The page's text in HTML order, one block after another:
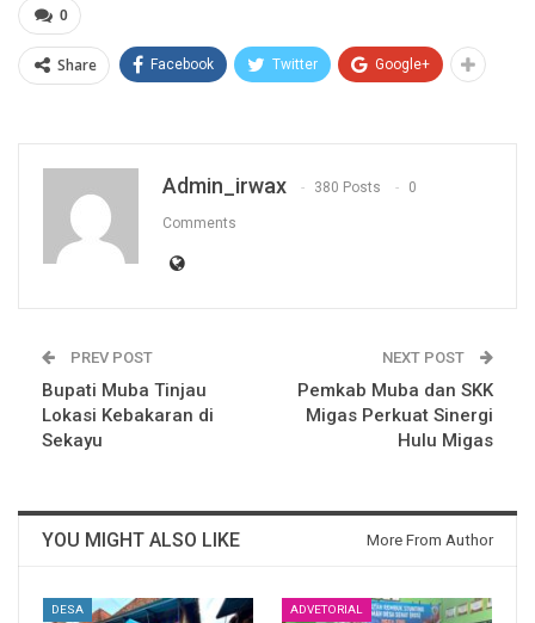
0
Share Facebook Twitter Google+
Admin_irwax 380 Posts 0
Comments
PREV POST
Bupati Muba Tinjau
Lokasi Kebakaran di
Sekayu
NEXT POST
Pemkab Muba dan SKK
Migas Perkuat Sinergi
Hulu Migas
YOU MIGHT ALSO LIKE More From Author
DESA ADVETORIAL